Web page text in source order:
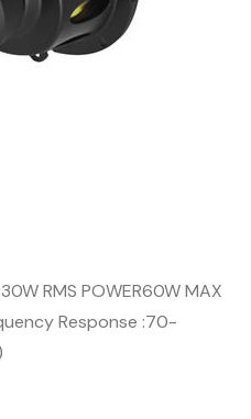
30W RMS POWER60W MAX
Response :70-